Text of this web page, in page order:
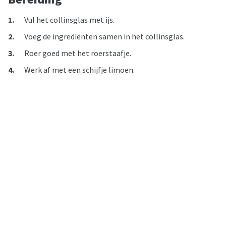
Vul het collinsglas met ijs.
Voeg de ingrediënten samen in het collinsglas.
Roer goed met het roerstaafje.
Werk af met een schijfje limoen.